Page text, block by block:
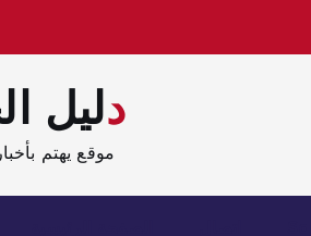
دليل
موقع يهتم